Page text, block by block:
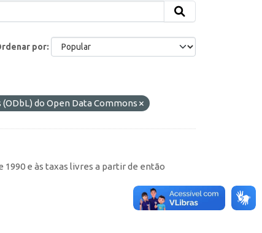
por
do Open Data Commons
e às taxas livres a partir de então